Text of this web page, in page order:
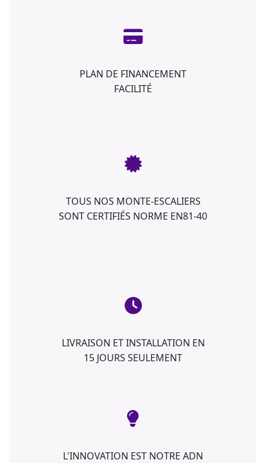
PLAN DE FINANCEMENT
FACILITÉ
TOUS NOS MONTE-ESCALIERS
SONT CERTIFIÉS NORME EN81-40
LIVRAISON ET INSTALLATION EN
15 JOURS SEULEMENT
L'INNOVATION EST NOTRE ADN